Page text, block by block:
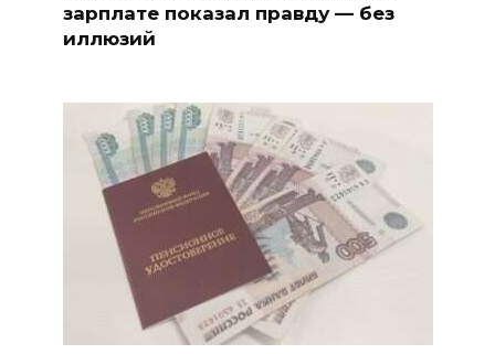
зарплате показал правду — без
иллюзий